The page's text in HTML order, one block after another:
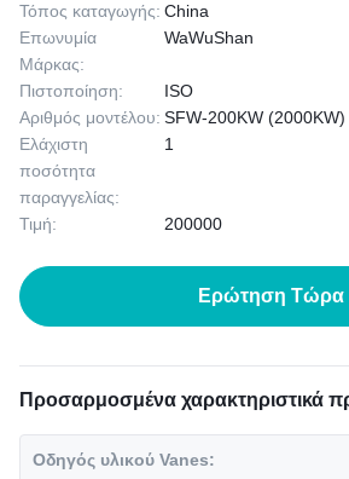
Τόπος καταγωγής: China
Επωνυμία
Μάρκας:
WaWuShan
Πιστοποίηση:
ISO
Αριθμός μοντέλου: SFW-200KW (2000KW)
Ελάχιστη
ποσότητα
παραγγελίας:
1
Τιμή: 200000
Ερώτηση Τώρα
Προσαρμοσμένα χαρακτηριστικά
Οδηγός υλικού Vanes: